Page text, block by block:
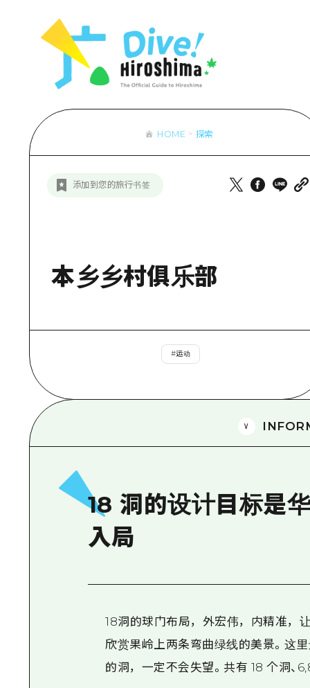
HOME 探索
添加到您的旅行书签
本乡乡村俱乐部
#运动
18 洞的设计目标是
入局
18洞的球门布局，外宏伟，内精准，
欣赏果岭上两条弯曲绿线的美景。这
的洞，一定不会失望。共有 18 个洞、